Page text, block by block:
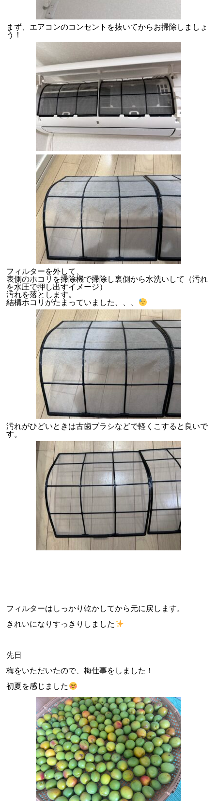
まず、エアコンのコンセントを抜いてからお掃除しましょ
う！
フィルターを外して、
表側のホコリを掃除機で掃除し裏側から水洗いして（汚れ
を水圧で押し出すイメージ）
汚れを落とします。
結構ホコリがたまっていました、、、
汚れがひどいときは古歯ブラシなどで軽くこすると良いで
す。
フィルターはしっかり乾かしてから元に戻します。
きれいになりすっきりしました
先日
梅をいただいたので、梅仕事をしました！
初夏を感じました